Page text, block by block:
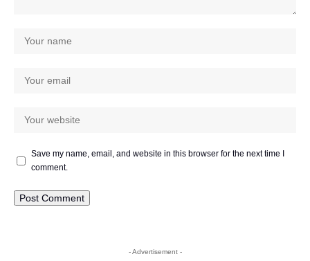
Save my name, email, and website in this browser for the next time I
comment.
- Advertisement -